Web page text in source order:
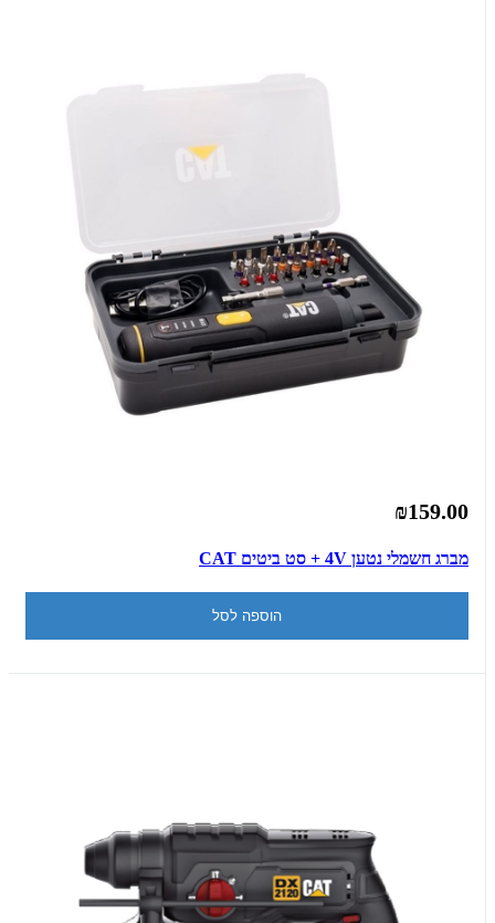
₪159.00
מברג חשמלי נטען 4V + סט ביטים CAT
הוספה לסל